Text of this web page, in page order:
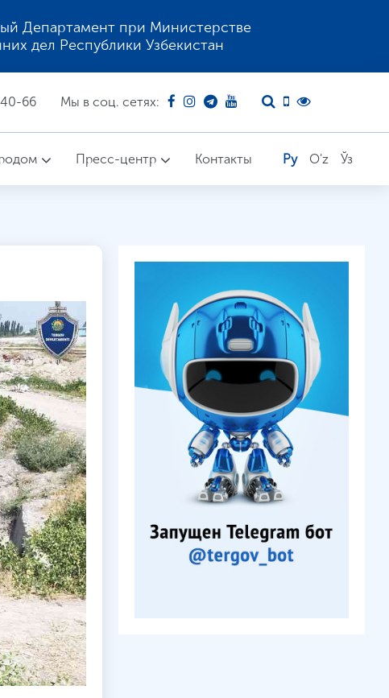
Департамент при Министерстве
дел Республики Узбекистан
40-66 Мы в соц. сетях:
Пресс-центр Контакты Ру O'z Ўз